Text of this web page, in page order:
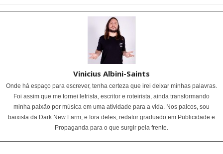
Vinicius Albini-Saints
Onde há espaço para escrever, tenha certeza que irei deixar minhas palavras.
Foi assim que me tornei letrista, escritor e roteirista, ainda transformando
minha paixão por música em uma atividade para a vida. Nos palcos, sou
baixista da Dark New Farm, e fora deles, redator graduado em Publicidade e
Propaganda para o que surgir pela frente.